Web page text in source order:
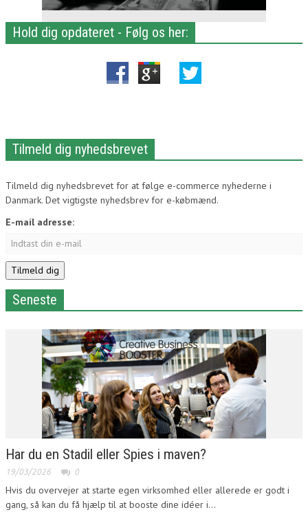
Hold dig opdateret - Følg os her:
Tilmeld dig nyhedsbrevet
Tilmeld dig nyhedsbrevet for at følge e-commerce nyhederne i
Danmark. Det vigtigste nyhedsbrev for e-købmænd.
E-mail adresse:
Seneste
Har du en Stadil eller Spies i maven?
19/03/2026 0
Hvis du overvejer at starte egen virksomhed eller allerede er godt i
gang, så kan du få hjælp til at booste dine idéer i...